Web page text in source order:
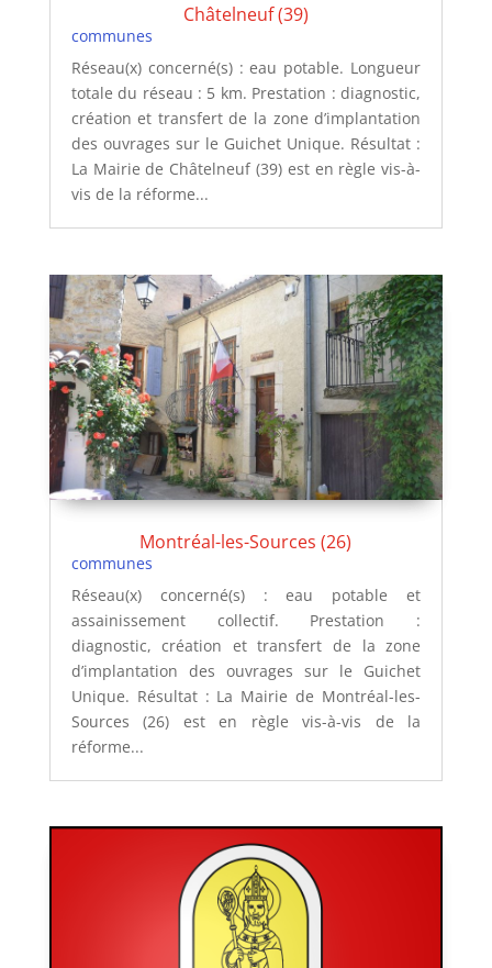
Châtelneuf (39)
communes
Réseau(x) concerné(s) : eau potable. Longueur
totale du réseau : 5 km. Prestation : diagnostic,
création et transfert de la zone d’implantation
des ouvrages sur le Guichet Unique. Résultat :
La Mairie de Châtelneuf (39) est en règle vis-à-
vis de la réforme...
Montréal-les-Sources (26)
communes
Réseau(x) concerné(s) : eau potable et
assainissement collectif. Prestation :
diagnostic, création et transfert de la zone
d’implantation des ouvrages sur le Guichet
Unique. Résultat : La Mairie de Montréal-les-
Sources (26) est en règle vis-à-vis de la
réforme...